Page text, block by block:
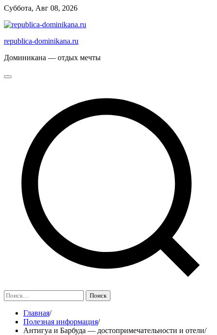
Перейти
содержимому
Суббота, Авг 08, 2026
republica-dominikana.ru
Доминикана — отдых мечты
Найти:
Главная
Полезная информация
Антигуа и Барбуда — достопримечательности и отели